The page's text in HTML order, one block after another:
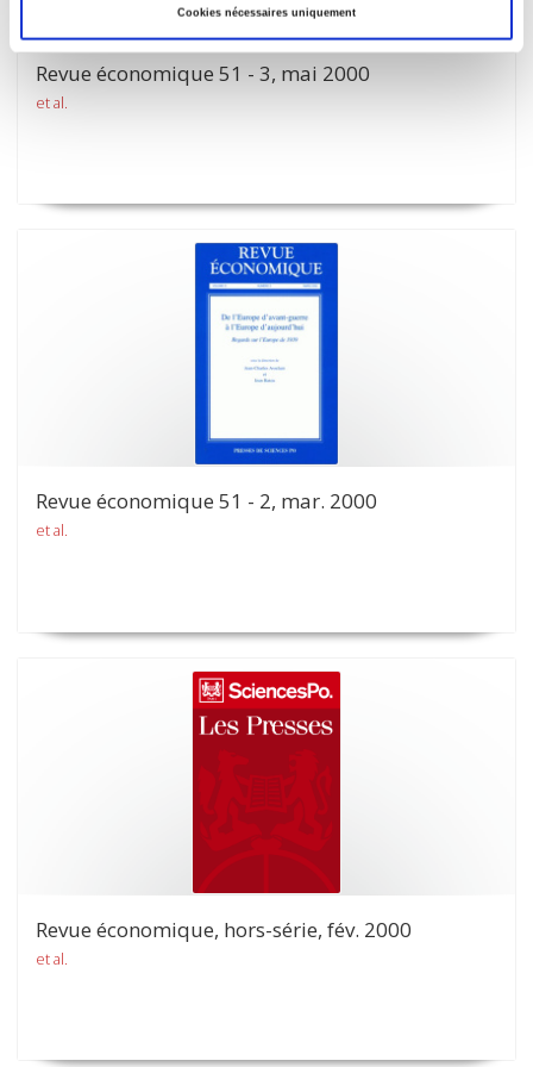
Cookies nécessaires uniquement
Revue économique 51 - 3, mai 2000
et al.
Revue économique 51 - 2, mar. 2000
et al.
Revue économique, hors-série, fév. 2000
et al.